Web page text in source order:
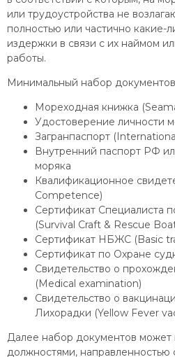
или трудоустройства не
полностью или частично какие-
издержки в связи с их наймом
работы.
Минимальный набор
Мореходная книжка
Удостоверение личности
Загранпаспорт
Внутренний паспорт РФ
моряка
Квалификационное
Competence)
Сертификат Специалиста
(Survival Craft & Rescue
Сертификат НБЖС (Basic
Сертификат по Охране
Свидетельство о
(Medical examination)
Свидетельство о
Лихорадки (Yellow Fever
Далее набор документов может
должностями,